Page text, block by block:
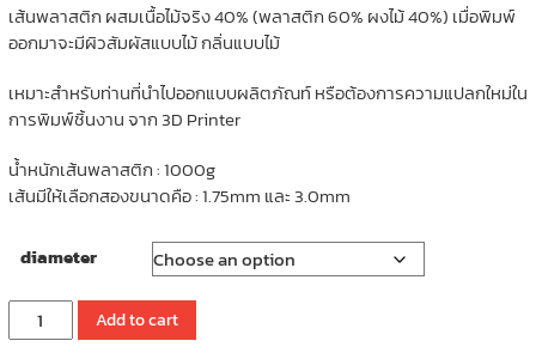
เส้นพลาสติก ผสมเนื้อไม้จริง 40% (พลาสติก 60% ผงไม้ 40%) เมื่อพิมพ์
ออกมาจะมีผิวสัมผัสแบบไม้ กลิ่นแบบไม้
เหมาะสำหรับท่านที่นำไปออกแบบผลิตภัณท์ หรือต้องการความแปลกใหม่ใน
การพิมพ์ชิ้นงาน จาก 3D Printer
น้ำหนักเส้นพลาสติก : 1000g
เส้นมีให้เลือกสองขนาดคือ : 1.75mm และ 3.0mm
diameter
Wood
Filament
Add to cart